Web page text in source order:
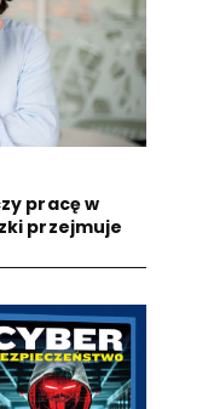
pracę w
przejmuje